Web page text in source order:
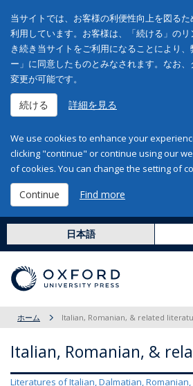
当サイトでは、お客様の利便性向上を図る
利用しています。お客様は、「続ける」の
き続き当サイトをご利用になることにより
ー」に同意したものとみなされます。なお
変更が可能です。
続ける 詳細を見る
We use cookies to enhance your
clicking "continue" or continue using our
of cookies. You can change the setting of
Continue Find more
日本語
ホーム Italian, Romanian, & related
Italian, Romanian, &
Literatures of Italian, Dalmatian,